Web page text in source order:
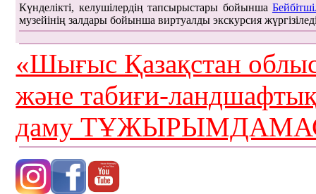
Күнделікті, келушілердің тапсырыстары бойынша
музейінің залдары бойынша виртуалды экскурсия
«Шығыс Қазақстан
және табиғи-
даму